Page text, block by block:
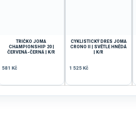
TRIČKO JOMA
CHAMPIONSHIP 20 |
ČERVENÁ-ČERNÁ | K/R
581 Kč
CYKLISTICKÝ DRES JOMA
CRONO II | SVĚTLE HNĚDÁ
| K/R
1 525 Kč